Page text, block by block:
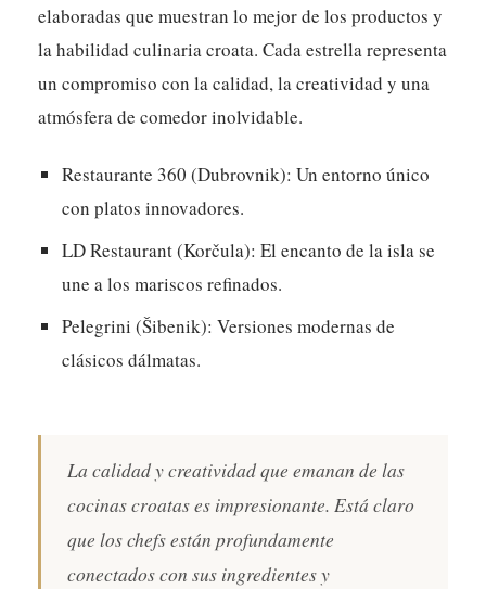
elaboradas que muestran lo mejor de los productos y
la habilidad culinaria croata. Cada estrella representa
un compromiso con la calidad, la creatividad y una
atmósfera de comedor inolvidable.
Restaurante 360 (Dubrovnik): Un entorno único
con platos innovadores.
LD Restaurant (Korčula): El encanto de la isla se
une a los mariscos refinados.
Pelegrini (Šibenik): Versiones modernas de
clásicos dálmatas.
La calidad y creatividad que emanan de las
cocinas croatas es impresionante. Está claro
que los chefs están profundamente
conectados con sus ingredientes y